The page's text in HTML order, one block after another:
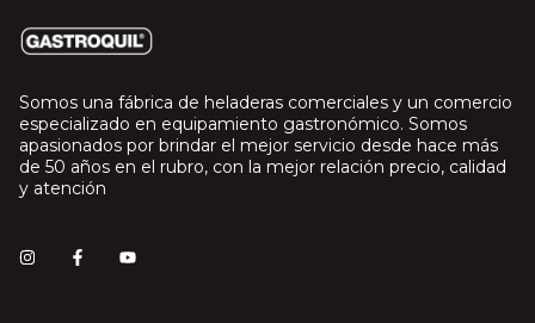
Somos una fábrica de heladeras comerciales y un comercio
especializado en equipamiento gastronómico. Somos
apasionados por brindar el mejor servicio desde hace más
de 50 años en el rubro, con la mejor relación precio, calidad
y atención